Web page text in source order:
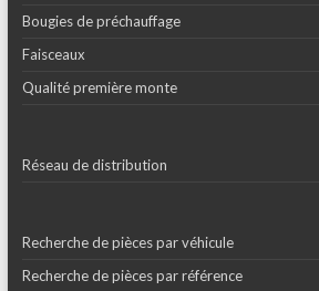
Bougies de préchauffage
Faisceaux
Qualité première monte
Réseau de distribution
Recherche de pièces par véhicule
Recherche de pièces par référence